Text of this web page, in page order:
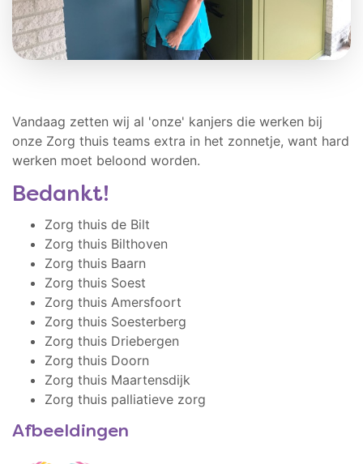
Vandaag zetten wij al 'onze' kanjers die werken bij
onze Zorg thuis teams extra in het zonnetje, want hard
werken moet beloond worden.
Bedankt!
Zorg thuis de Bilt
Zorg thuis Bilthoven
Zorg thuis Baarn
Zorg thuis Soest
Zorg thuis Amersfoort
Zorg thuis Soesterberg
Zorg thuis Driebergen
Zorg thuis Doorn
Zorg thuis Maartensdijk
Zorg thuis palliatieve zorg
Afbeeldingen